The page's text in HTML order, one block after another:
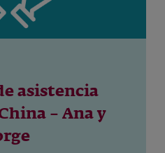
asistencia
– Ana y